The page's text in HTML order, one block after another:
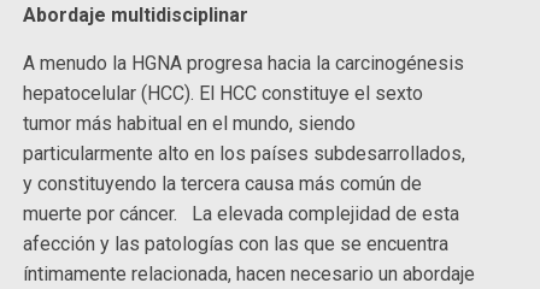
Abordaje multidisciplinar
A menudo la HGNA progresa hacia la carcinogénesis
hepatocelular (HCC). El HCC constituye el sexto
tumor más habitual en el mundo, siendo
particularmente alto en los países subdesarrollados,
y constituyendo la tercera causa más común de
muerte por cáncer. La elevada complejidad de esta
afección y las patologías con las que se encuentra
íntimamente relacionada, hacen necesario un abordaje